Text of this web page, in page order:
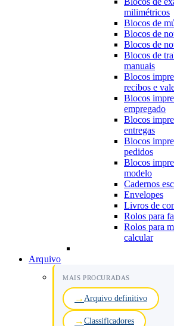
milimétricos
Blocos de
Blocos de
Blocos de
Blocos de
manuais
Blocos
recibos e
Blocos
empregado
Blocos
entregas
Blocos
pedidos
Blocos
modelo
Cadernos
Envelopes
Livros de
Rolos para
Rolos para
calcular
Arquivo
MAIS PROCURADAS
Arquivo definitivo
Classificadores